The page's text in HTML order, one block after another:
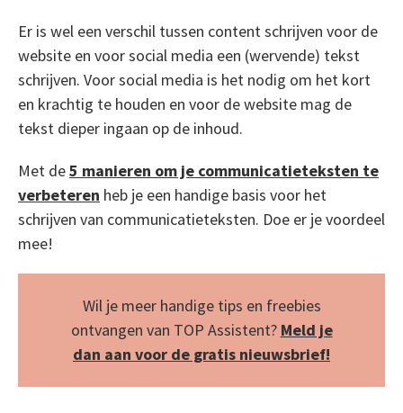
Er is wel een verschil tussen content schrijven voor de
website en voor social media een (wervende) tekst
schrijven. Voor social media is het nodig om het kort
en krachtig te houden en voor de website mag de
tekst dieper ingaan op de inhoud.
Met de5 manieren om je communicatieteksten te
verbeteren heb je een handige basis voor het
schrijven van communicatieteksten. Doe er je voordeel
mee!
Wil je meer handige tips en freebies
ontvangen van TOP Assistent? Meld je
dan aan voor de gratis nieuwsbrief!